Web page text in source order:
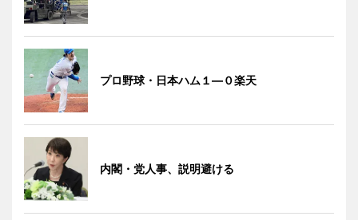
プロ野球・日本ハム１―０楽天
内閣・党人事、説明避ける